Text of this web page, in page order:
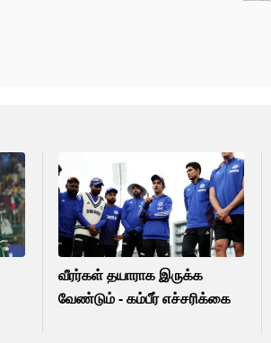
வீரர்கள் தயாராக இருக்க
வேண்டும் - கம்பீர் எச்சரிக்கை